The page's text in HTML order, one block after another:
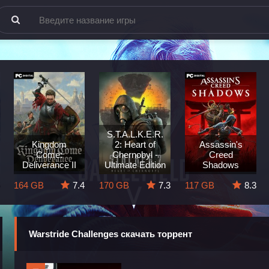
Kingdom
Come:
Deliverance II
164 GB
7.4
S.T.A.L.K.E.R.
2: Heart of
Chernobyl -
Ultimate Edition
170 GB
7.3
Assassin's
Creed
Shadows
117 GB
8.3
Warstride Challenges скачать торрент